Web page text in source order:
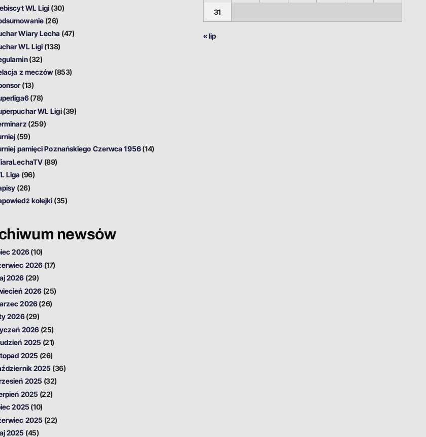
WL Ligi (30)
(26)
Wiary Lecha (47)
WL Ligi (138)
(32)
z meczów(853)
(13)
(78)
WL Ligi(39)
(259)
(59)
pamięci Poznańskiego Czerwca 1956(14)
(89)
Liga (96)
(26)
kolejki (35)
newsów
2026(10)
2026 (17)
2026 (29)
2026 (25)
2026(26)
2026(29)
2026(25)
2025 (21)
2025 (26)
2025 (36)
2025 (32)
2025 (22)
2025 (10)
2025 (22)
2025 (45)
31
« lip